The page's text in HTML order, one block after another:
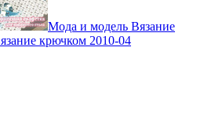
Мода и модель Вязание
крючком 2010-04